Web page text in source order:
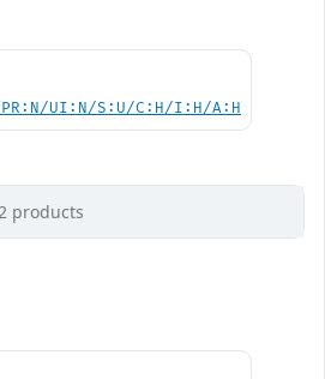
UI:N/S:U/C:H/I:H/A:H
products